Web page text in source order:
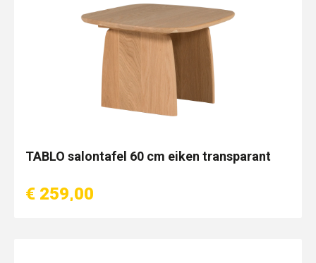
TABLO salontafel 60 cm eiken transparant
€ 259,00